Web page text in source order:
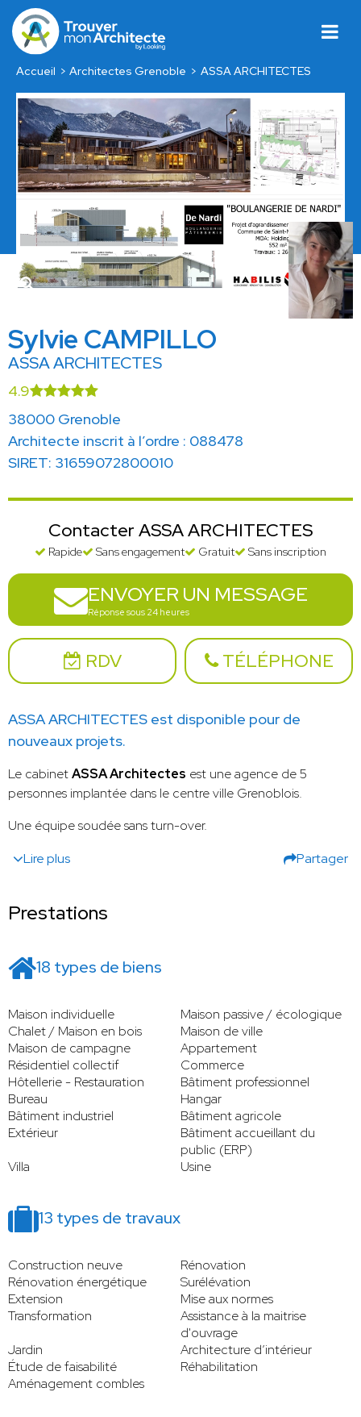
Accueil Architectes Grenoble ASSA ARCHITECTES
Sylvie CAMPILLO
ASSA ARCHITECTES
4.9
38000 Grenoble
Architecte inscrit à l’ordre : 088478
SIRET: 31659072800010
Contacter ASSA ARCHITECTES
Rapide Sans engagement Gratuit Sans inscription
ENVOYER UN MESSAGE
Réponse sous 24 heures
RDV TÉLÉPHONE
ASSA ARCHITECTES est disponible pour de
nouveaux projets.
Le cabinetASSA Architectes est une agence de 5
personnes implantée dans le centre ville Grenoblois.
Une équipe soudée sans turn-over.
Lire plus
Partager
Prestations
18 types de biens
Maison individuelle
Maison passive / écologique
Chalet / Maison en bois
Maison de ville
Maison de campagne
Appartement
Résidentiel collectif
Commerce
Hôtellerie - Restauration
Bâtiment professionnel
Bureau
Hangar
Bâtiment industriel
Bâtiment agricole
Extérieur
Bâtiment accueillant du
public (ERP)
Villa
Usine
13 types de travaux
Construction neuve
Rénovation
Rénovation énergétique
Surélévation
Extension
Mise aux normes
Transformation
Assistance à la maitrise
d'ouvrage
Jardin
Architecture d’intérieur
Étude de faisabilité
Réhabilitation
Aménagement combles